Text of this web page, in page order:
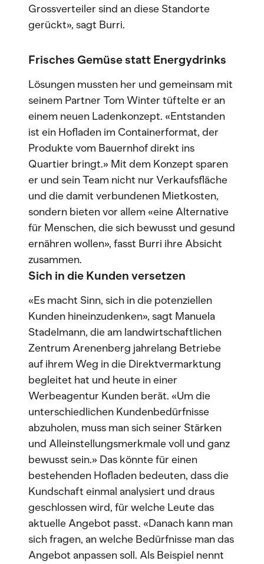
Grossverteiler sind an diese Standorte
gerückt», sagt Burri.
Frisches Gemüse statt Energydrinks
Lösungen mussten her und gemeinsam mit
seinem Partner Tom Winter tüftelte er an
einem neuen Ladenkonzept. «Entstanden
ist ein Hofladen im Containerformat, der
Produkte vom Bauernhof direkt ins
Quartier bringt.» Mit dem Konzept sparen
er und sein Team nicht nur Verkaufsfläche
und die damit verbundenen Mietkosten,
sondern bieten vor allem «eine Alternative
für Menschen, die sich bewusst und gesund
ernähren wollen», fasst Burri ihre Absicht
zusammen.
Sich in die Kunden versetzen
«Es macht Sinn, sich in die potenziellen
Kunden hineinzudenken», sagt Manuela
Stadelmann, die am landwirtschaftlichen
Zentrum Arenenberg jahrelang Betriebe
auf ihrem Weg in die Direktvermarktung
begleitet hat und heute in einer
Werbeagentur Kunden berät. «Um die
unterschiedlichen Kundenbedürfnisse
abzuholen, muss man sich seiner Stärken
und Alleinstellungsmerkmale voll und ganz
bewusst sein.» Das könnte für einen
bestehenden Hofladen bedeuten, dass die
Kundschaft einmal analysiert und draus
geschlossen wird, für welche Leute das
aktuelle Angebot passt. «Danach kann man
sich fragen, an welche Bedürfnisse man das
Angebot anpassen soll. Als Beispiel nennt